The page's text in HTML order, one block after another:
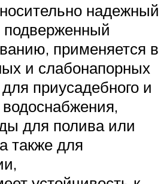
надежный
подверженный
применяется в
и слабонапорных
приусадебного и
водоснабжения,
для полива или
также для